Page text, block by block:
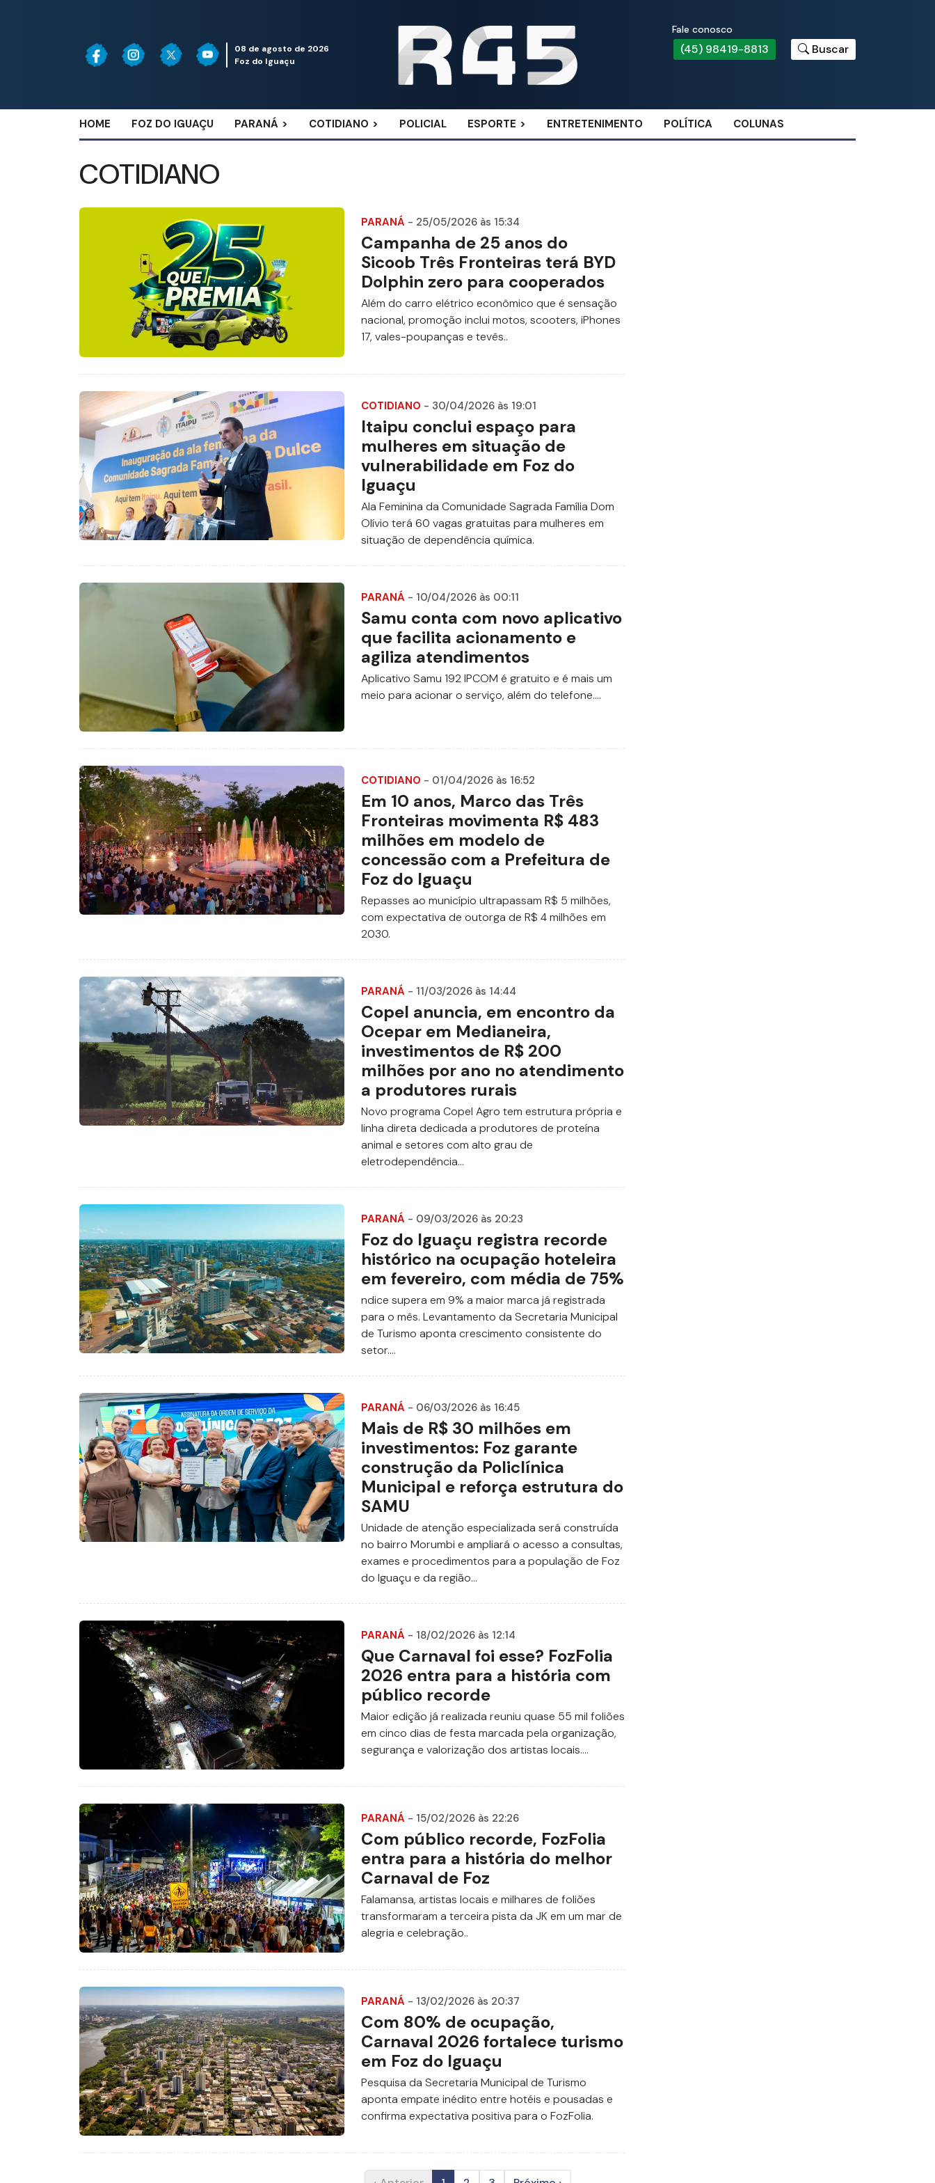
08 de agosto de 2026
Foz do Iguaçu
Fale conosco
(45) 98419-8813 Buscar
HOME FOZ DO IGUAÇU PARANÁ COTIDIANO POLICIAL ESPORTE ENTRETENIMENTO POLÍTICA COLUNAS
COTIDIANO
PARANÁ - 25/05/2026 às 15:34
Campanha de 25 anos do
Sicoob Três Fronteiras terá BYD
Dolphin zero para cooperados
Além do carro elétrico econômico que é sensação
nacional, promoção inclui motos, scooters, iPhones
17, vales-poupanças e tevês..
COTIDIANO - 30/04/2026 às 19:01
Itaipu conclui espaço para
mulheres em situação de
vulnerabilidade em Foz do
Iguaçu
Ala Feminina da Comunidade Sagrada Família Dom
Olívio terá 60 vagas gratuitas para mulheres em
situação de dependência química.
PARANÁ - 10/04/2026 às 00:11
Samu conta com novo aplicativo
que facilita acionamento e
agiliza atendimentos
Aplicativo Samu 192 IPCOM é gratuito e é mais um
meio para acionar o serviço, além do telefone....
COTIDIANO - 01/04/2026 às 16:52
Em 10 anos, Marco das Três
Fronteiras movimenta R$ 483
milhões em modelo de
concessão com a Prefeitura de
Foz do Iguaçu
Repasses ao município ultrapassam R$ 5 milhões,
com expectativa de outorga de R$ 4 milhões em
2030.
PARANÁ - 11/03/2026 às 14:44
Copel anuncia, em encontro da
Ocepar em Medianeira,
investimentos de R$ 200
milhões por ano no atendimento
a produtores rurais
Novo programa Copel Agro tem estrutura própria e
linha direta dedicada a produtores de proteína
animal e setores com alto grau de
eletrodependência...
PARANÁ - 09/03/2026 às 20:23
Foz do Iguaçu registra recorde
histórico na ocupação hoteleira
em fevereiro, com média de 75%
ndice supera em 9% a maior marca já registrada
para o mês. Levantamento da Secretaria Municipal
de Turismo aponta crescimento consistente do
setor....
PARANÁ - 06/03/2026 às 16:45
Mais de R$ 30 milhões em
investimentos: Foz garante
construção da Policlínica
Municipal e reforça estrutura do
SAMU
Unidade de atenção especializada será construída
no bairro Morumbi e ampliará o acesso a consultas,
exames e procedimentos para a população de Foz
do Iguaçu e da região...
PARANÁ - 18/02/2026 às 12:14
Que Carnaval foi esse? FozFolia
2026 entra para a história com
público recorde
Maior edição já realizada reuniu quase 55 mil foliões
em cinco dias de festa marcada pela organização,
segurança e valorização dos artistas locais....
PARANÁ - 15/02/2026 às 22:26
Com público recorde, FozFolia
entra para a história do melhor
Carnaval de Foz
Falamansa, artistas locais e milhares de foliões
transformaram a terceira pista da JK em um mar de
alegria e celebração..
PARANÁ - 13/02/2026 às 20:37
Com 80% de ocupação,
Carnaval 2026 fortalece turismo
em Foz do Iguaçu
Pesquisa da Secretaria Municipal de Turismo
aponta empate inédito entre hotéis e pousadas e
confirma expectativa positiva para o FozFolia.